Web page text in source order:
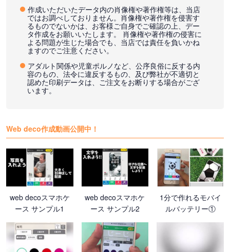
作成いただいたデータ内の肖像権や著作権等は、当店
ではお調べしておりません。肖像権や著作権を侵害す
るものでないかは、お客様ご自身でご確認の上、デー
タ作成をお願いいたします。 肖像権や著作権の侵害に
よる問題が生じた場合でも、当店では責任を負いかね
ますのでご注意ください。
アダルト関係や児童ポルノなど、公序良俗に反する内
容のもの、法令に違反するもの、及び弊社が不適切と
認めた印刷データは、ご注文をお断りする場合がござ
います。
Web deco作成動画公開中！
web decoスマホケ
ース サンプル1
web decoスマホケ
ース サンプル2
1分で作れるモバイ
ルバッテリー①